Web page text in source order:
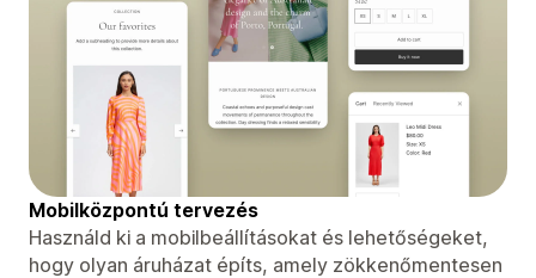
Mobilközpontú tervezés
Használd ki a mobilbeállításokat és lehetőségeket,
hogy olyan áruházat építs, amely zökkenőmentesen